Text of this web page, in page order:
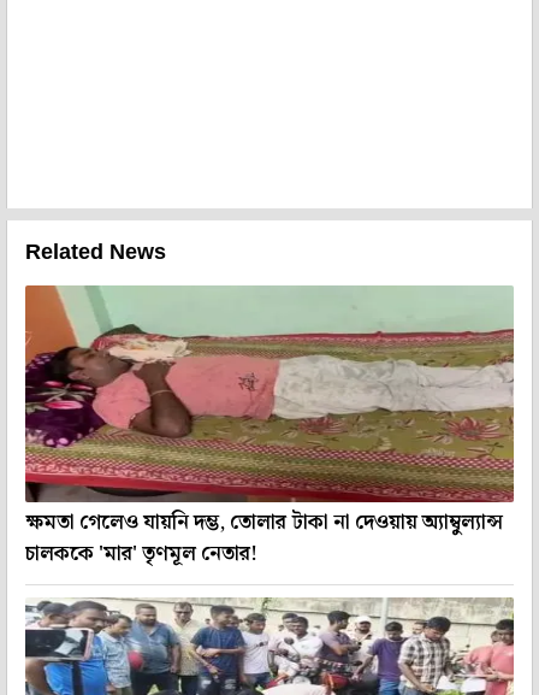
Related News
ক্ষমতা গেলেও যায়নি দম্ভ, তোলার টাকা না দেওয়ায় অ্যাম্বুল্যান্স
চালককে 'মার' তৃণমূল নেতার!